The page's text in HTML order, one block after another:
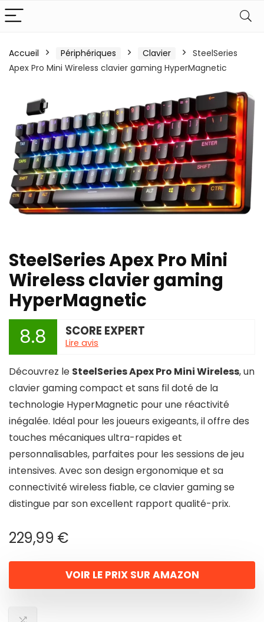
Accueil Périphériques Clavier
SteelSeries
Apex Pro Mini Wireless clavier gaming HyperMagnetic
SteelSeries Apex Pro Mini
Wireless clavier gaming
HyperMagnetic
8.8 SCORE EXPERT
Lire avis
Découvrez le SteelSeries Apex Pro Mini Wireless, un
clavier gaming compact et sans fil doté de la
technologie HyperMagnetic pour une réactivité
inégalée. Idéal pour les joueurs exigeants, il offre des
touches mécaniques ultra-rapides et
personnalisables, parfaites pour les sessions de jeu
intensives. Avec son design ergonomique et sa
connectivité wireless fiable, ce clavier gaming se
distingue par son excellent rapport qualité-prix.
229,99 €
VOIR LE PRIX SUR AMAZON